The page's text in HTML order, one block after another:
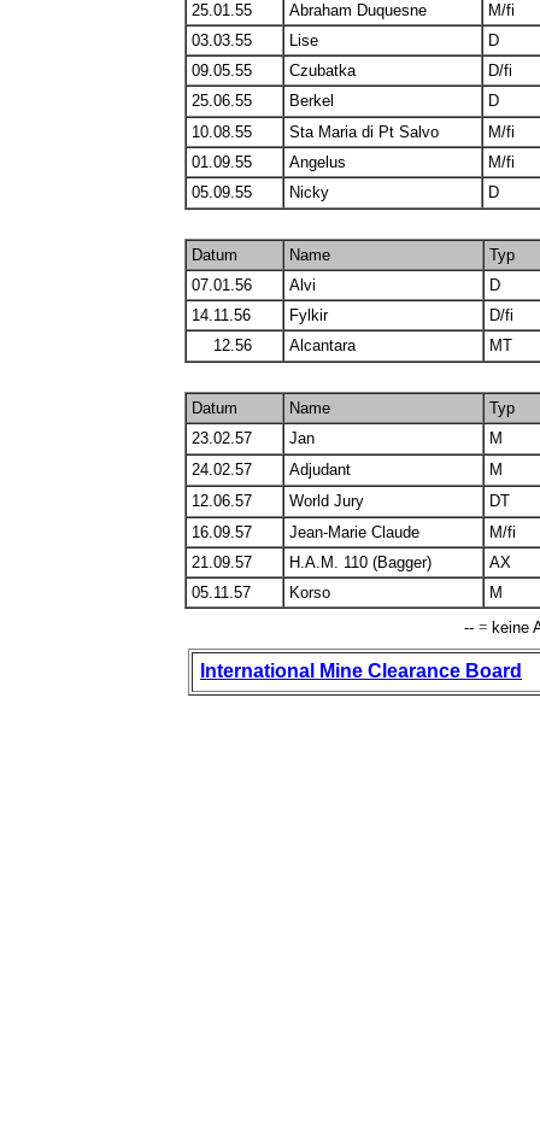
25.01.55
Abraham Duquesne
M/fi
03.03.55
Lise
D
09.05.55
Czubatka
D/fi
25.06.55
Berkel
D
10.08.55
Sta Maria di Pt Salvo
M/fi
01.09.55
Angelus
M/fi
05.09.55
Nicky D
Datum Name
Typ
07.01.56
Alvi
D
14.11.56
Fylkir
D/fi
12.56 Alcantara MT
Datum Name
Typ
23.02.57
Jan
M
24.02.57
Adjudant
M
12.06.57
World Jury
DT
16.09.57
Jean-Marie Claude
M/fi
21.09.57
H.A.M. 110 (Bagger)
AX
05.11.57
Korso
M
-- =keine
International Mine Clearance Board